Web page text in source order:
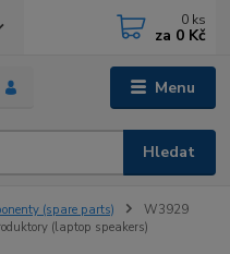
Menu
Hledat
0 ks
za 0 Kč
(spare parts)
W3929
(laptop speakers)